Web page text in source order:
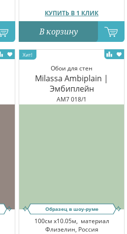
КУПИТЬ В 1 КЛИК
В корзину
Обои для стен
Milassa Ambiplain |
Эмбиплейн
AM7 018/1
Образец в шоу-руме
100см x10.05м, материал
Флизелин, Россия